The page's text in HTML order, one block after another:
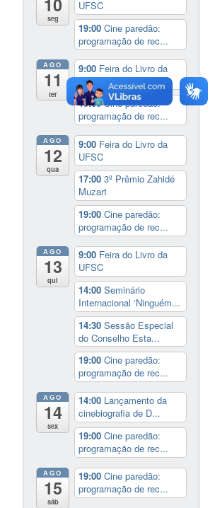
seg
UFSC
19:00Cine paredão:
programação de rec...
AGO
11
ter
9:00 Feira do Livro da
UFSC
19:00Cine paredão:
programação de rec...
AGO
12
qua
9:00 Feira do Livro da
UFSC
17:003º Prêmio Zahidé
Muzart
19:00Cine paredão:
programação de rec...
AGO
13
qui
9:00 Feira do Livro da
UFSC
14:00Seminário
Internacional ‘Ninguém...
14:30Sessão Especial
do Conselho Esta...
19:00Cine paredão:
programação de rec...
AGO
14
sex
14:00 Lançamento da
cinebiografia de D...
19:00Cine paredão:
programação de rec...
AGO
15
sáb
19:00Cine paredão:
programação de rec...